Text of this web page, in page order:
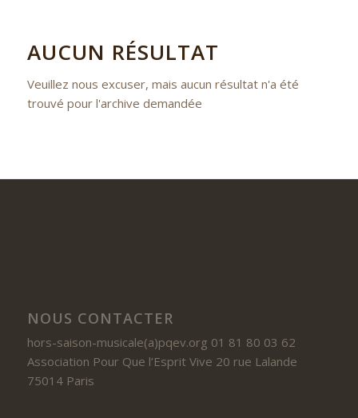
AUCUN RÉSULTAT
Veuillez nous excuser, mais aucun résultat n'a été
trouvé pour l'archive demandée
NOUS CONTACTER
hors-saison-musicale(a)pqev.org 01 81 80 03 62
Association Pour Que l’Esprit Vive 20 rue Lalande
75014 Paris